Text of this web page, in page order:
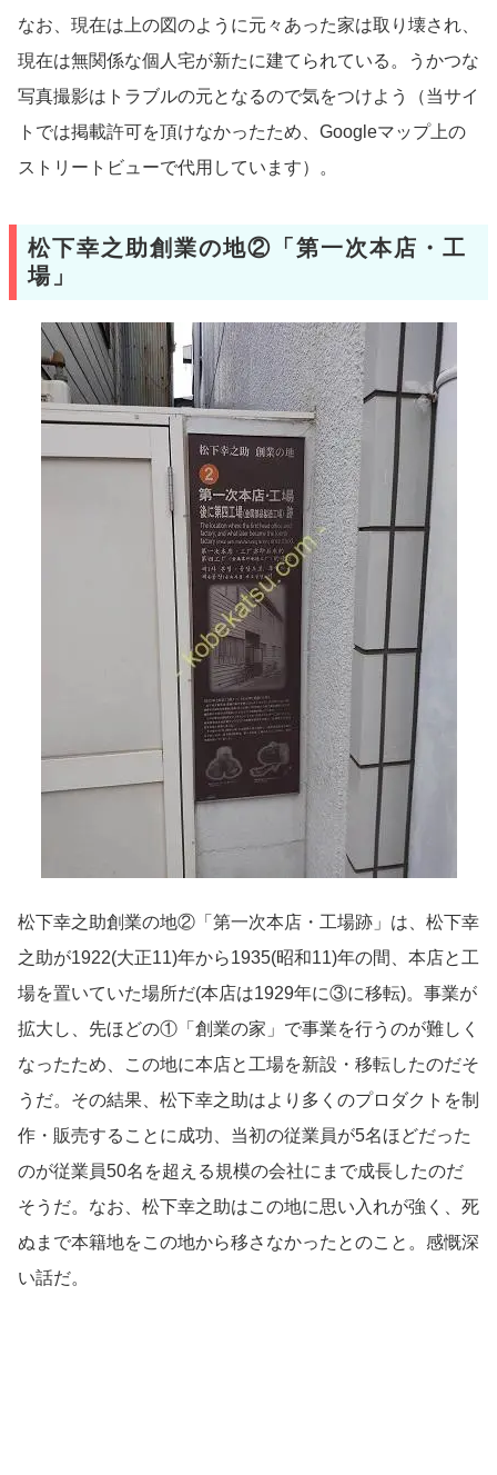
なお、現在は上の図のように元々あった家は取り壊され、
現在は無関係な個人宅が新たに建てられている。うかつな
写真撮影はトラブルの元となるので気をつけよう（当サイ
トでは掲載許可を頂けなかったため、Googleマップ上の
ストリートビューで代用しています）。
松下幸之助創業の地②「第一次本店・工
場」
松下幸之助創業の地②「第一次本店・工場跡」は、松下幸
之助が1922(大正11)年から1935(昭和11)年の間、本店と工
場を置いていた場所だ(本店は1929年に③に移転)。事業が
拡大し、先ほどの①「創業の家」で事業を行うのが難しく
なったため、この地に本店と工場を新設・移転したのだそ
うだ。その結果、松下幸之助はより多くのプロダクトを制
作・販売することに成功、当初の従業員が5名ほどだった
のが従業員50名を超える規模の会社にまで成長したのだ
そうだ。なお、松下幸之助はこの地に思い入れが強く、死
ぬまで本籍地をこの地から移さなかったとのこと。感慨深
い話だ。